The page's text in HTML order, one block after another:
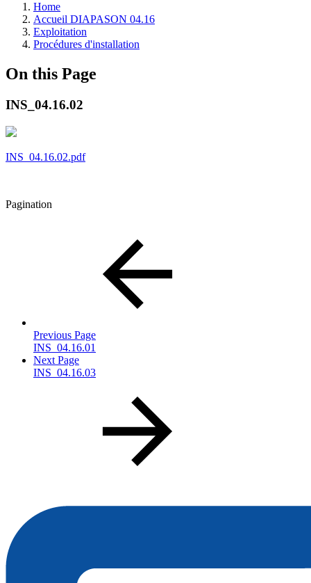
Home
Accueil DIAPASON 04.16
Exploitation
Procédures d'installation
On this Page
INS_04.16.02
INS_04.16.02.pdf
Pagination
Previous Page
INS_04.16.01
Next Page
INS_04.16.03